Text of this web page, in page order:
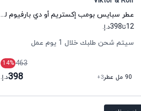
عطر سبايس بومب إكستريم أو دي بارفيوم للرجال فيكتور آند رولف
12تا398د.إ.
سيتم شحن طلبك خلال 1 يوم عمل
463
14%
90 مل عطر
+3
398د.إ.